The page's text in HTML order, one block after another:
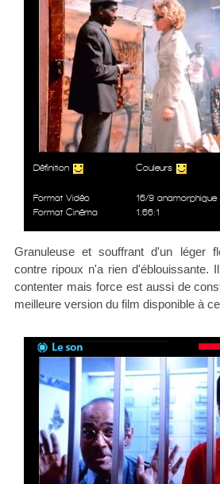
Définition Couleurs
Format Vidéo
16/9 anamorphique
Format Cinéma
1.66:1
Granuleuse et souffrant d'un léger
contre ripoux n'a rien d'éblouissante.
contenter mais force est aussi de
meilleure version du film disponible à